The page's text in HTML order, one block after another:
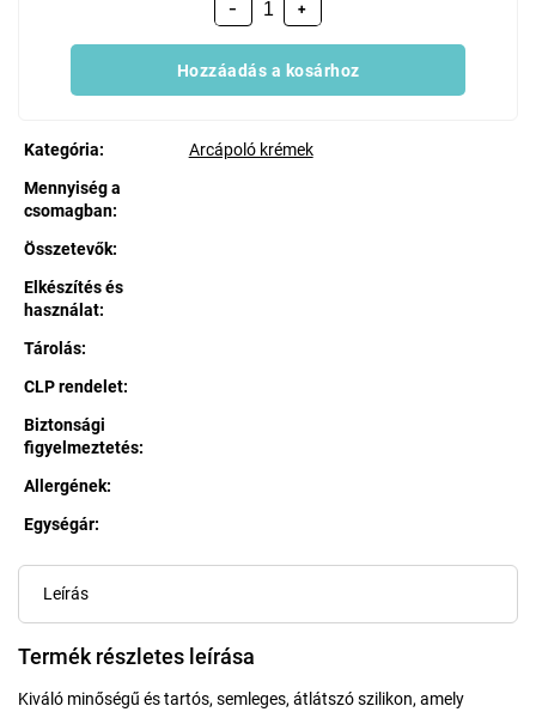
+
−
Hozzáadás a kosárhoz
Kategória:
Arcápoló krémek
Mennyiség a
csomagban:
Összetevők:
Elkészítés és
használat:
Tárolás:
CLP rendelet:
Biztonsági
figyelmeztetés:
Allergének:
Egységár:
Leírás
Termék részletes leírása
Kiváló minőségű és tartós, semleges, átlátszó szilikon, amely